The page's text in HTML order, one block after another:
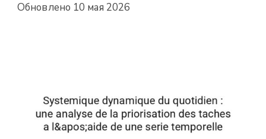
Обновлено 10 мая 2026